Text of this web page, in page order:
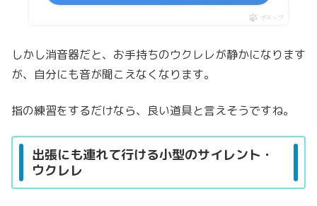
ポチップ
しかし消音器だと、お手持ちのウクレレが静かになります
が、自分にも音が聞こえなくなります。
指の練習をするだけなら、良い道具と言えそうですね。
出張にも連れて行ける小型のサイレント・
ウクレレ